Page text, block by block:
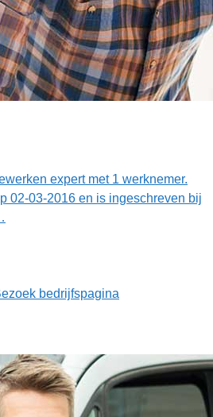
expert met 1 werknemer.
02-03-2016 en is ingeschreven bij
bedrijfspagina